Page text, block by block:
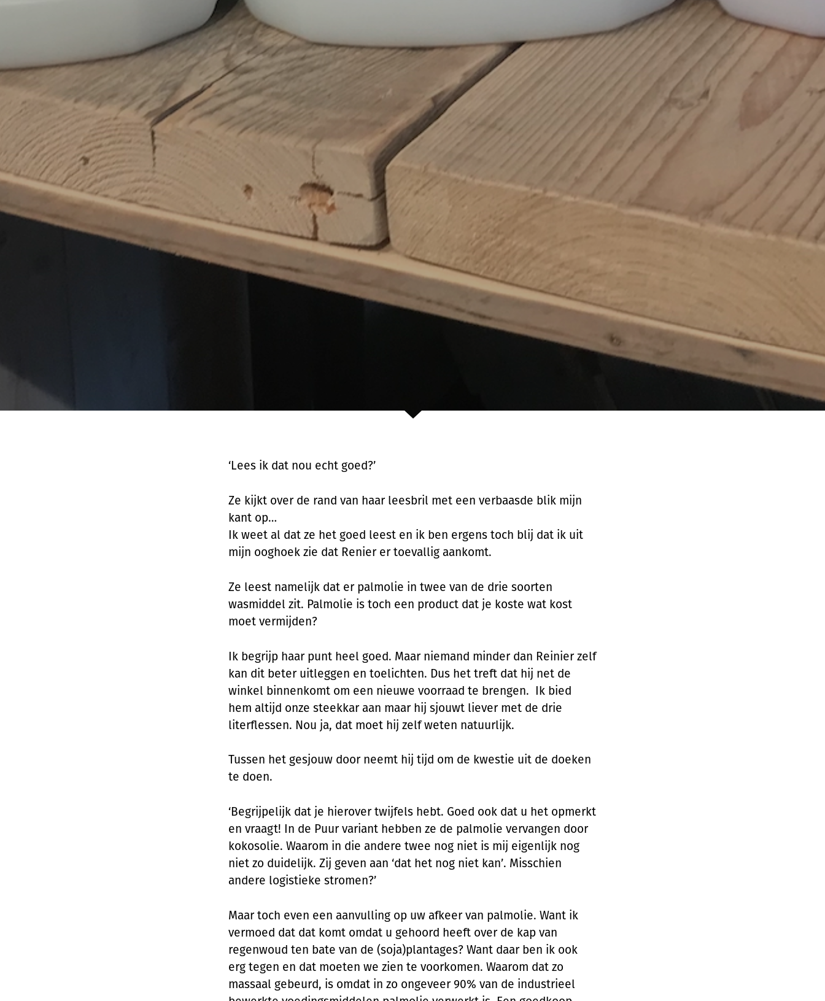
‘Lees ik dat nou echt goed?’
Ze kijkt over de rand van haar leesbril met een verbaasde blik mijn
kant op…
Ik weet al dat ze het goed leest en ik ben ergens toch blij dat ik uit
mijn ooghoek zie dat Renier er toevallig aankomt.
Ze leest namelijk dat er palmolie in twee van de drie soorten
wasmiddel zit. Palmolie is toch een product dat je koste wat kost
moet vermijden?
Ik begrijp haar punt heel goed. Maar niemand minder dan Reinier zelf
kan dit beter uitleggen en toelichten. Dus het treft dat hij net de
winkel binnenkomt om een nieuwe voorraad te brengen. Ik bied
hem altijd onze steekkar aan maar hij sjouwt liever met de drie
literflessen. Nou ja, dat moet hij zelf weten natuurlijk.
Tussen het gesjouw door neemt hij tijd om de kwestie uit de doeken
te doen.
‘Begrijpelijk dat je hierover twijfels hebt. Goed ook dat u het opmerkt
en vraagt! In de Puur variant hebben ze de palmolie vervangen door
kokosolie. Waarom in die andere twee nog niet is mij eigenlijk nog
niet zo duidelijk. Zij geven aan ‘dat het nog niet kan’. Misschien
andere logistieke stromen?’
Maar toch even een aanvulling op uw afkeer van palmolie. Want ik
vermoed dat dat komt omdat u gehoord heeft over de kap van
regenwoud ten bate van de (soja)plantages? Want daar ben ik ook
erg tegen en dat moeten we zien te voorkomen. Waarom dat zo
massaal gebeurd, is omdat in zo ongeveer 90% van de industrieel